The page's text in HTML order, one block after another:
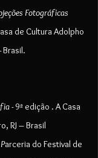
Fotográficas
de Cultura Adolpho
Brasil.
- 9ª edição . A Casa
RJ – Brasil
arceria do Festival de